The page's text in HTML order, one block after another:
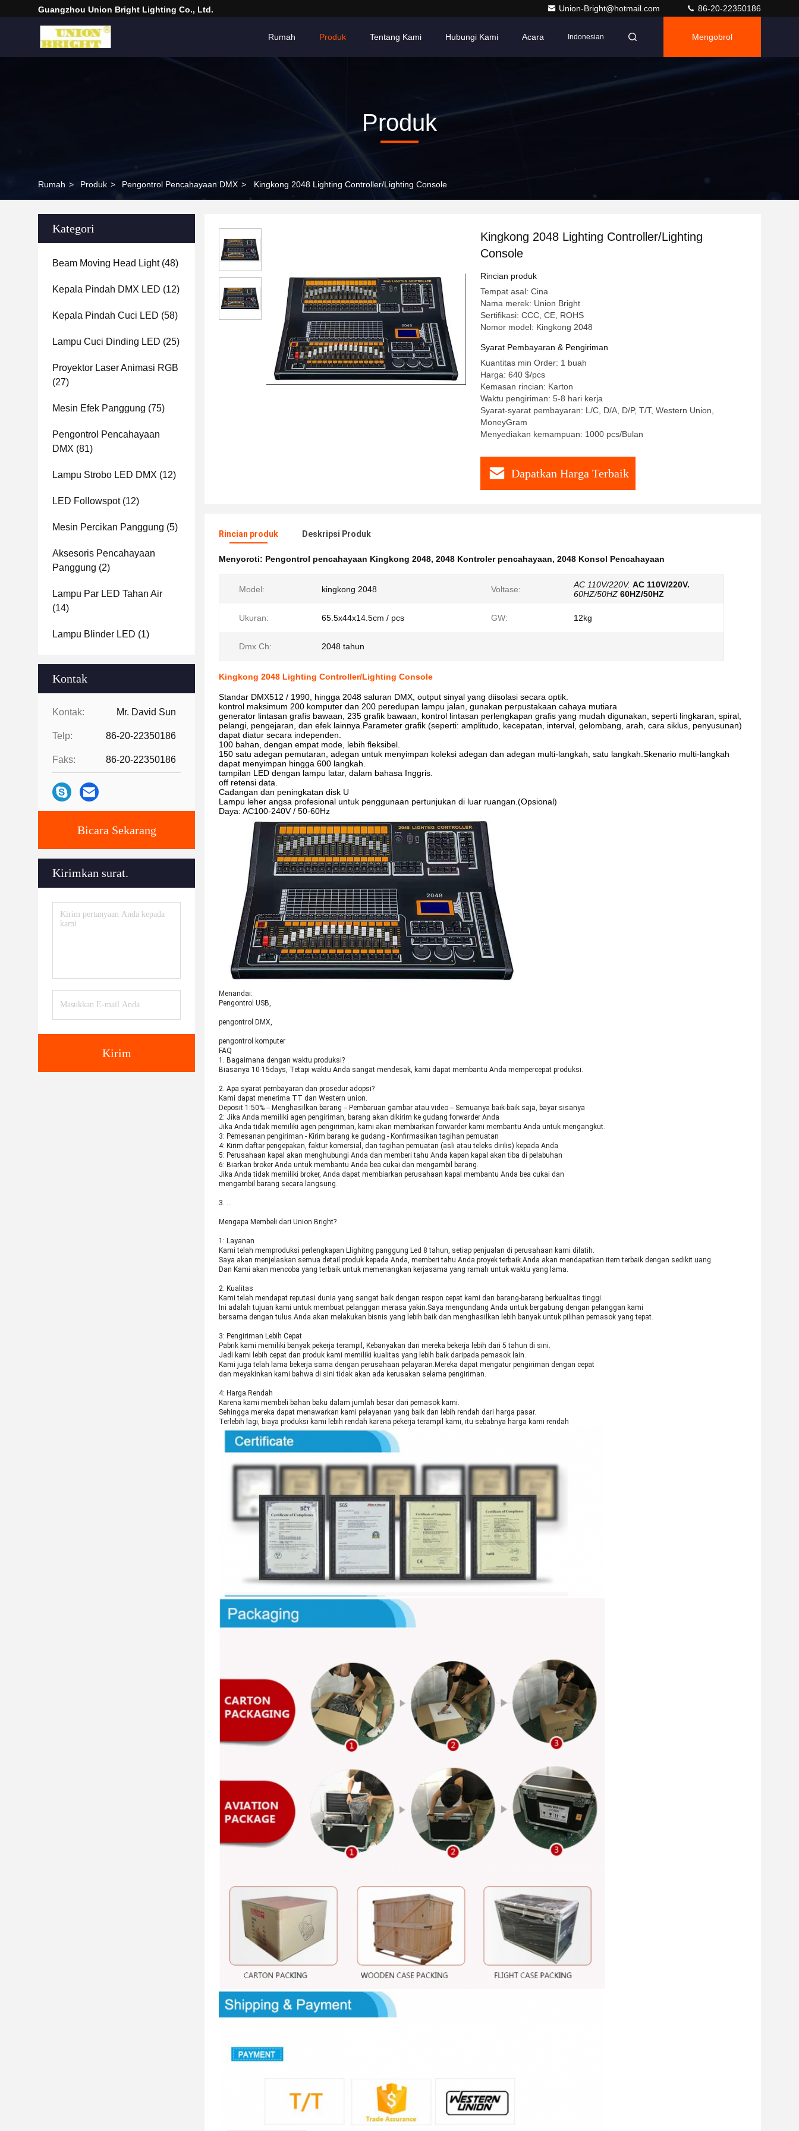
Guangzhou Union Bright Lighting Co., Ltd. Union-Bright@hotmail.com 86-20-22350186
Rumah Produk Tentang Kami Hubungi Kami Acara Indonesian Mengobrol
Produk
Rumah > Produk > Pengontrol Pencahayaan DMX > Kingkong 2048 Lighting Controller/Lighting Console
Kategori
Beam Moving Head Light(48)
Kepala Pindah DMX LED (12)
Kepala Pindah Cuci LED (58)
Lampu Cuci Dinding LED (25)
Proyektor Laser Animasi RGB
(27)
Mesin Efek Panggung (75)
Pengontrol Pencahayaan
DMX (81)
Lampu Strobo LED DMX (12)
LED Followspot(12)
Mesin Percikan Panggung (5)
Aksesoris Pencahayaan
Panggung (2)
Lampu Par LED Tahan Air
(14)
Lampu Blinder LED (1)
Kontak
Kontak: Mr. David Sun
Telp: 86-20-22350186
Faks: 86-20-22350186
Bicara Sekarang
Kirimkan surat.
Kirim
Kingkong 2048 Lighting Controller/Lighting
Console
Rincian produk
Tempat asal: Cina
Nama merek: Union Bright
Sertifikasi: CCC, CE, ROHS
Nomor model: Kingkong 2048
Syarat Pembayaran & Pengiriman
Kuantitas min Order: 1 buah
Harga: 640 $/pcs
Kemasan rincian: Karton
Waktu pengiriman: 5-8 hari kerja
Syarat-syarat pembayaran: L/C, D/A, D/P, T/T, Western Union,
MoneyGram
Menyediakan kemampuan: 1000 pcs/Bulan
Dapatkan Harga Terbaik
Rincian produk Deskripsi Produk
Menyoroti: Pengontrol pencahayaan Kingkong 2048, 2048 Kontroler pencahayaan, 2048 Konsol Pencahayaan
Model: kingkong 2048 Voltase: AC 110V/220V. AC 110V/220V.
60HZ/50HZ 60HZ/50HZ
Ukuran: 65.5x44x14.5cm / pcs GW: 12kg
Dmx Ch: 2048 tahun
Kingkong 2048 Lighting Controller/Lighting Console
Standar DMX512 / 1990, hingga 2048 saluran DMX, output sinyal yang diisolasi secara optik.
kontrol maksimum 200 komputer dan 200 peredupan lampu jalan, gunakan perpustakaan cahaya mutiara
generator lintasan grafis bawaan, 235 grafik bawaan, kontrol lintasan perlengkapan grafis yang mudah digunakan, seperti lingkaran, spiral,
pelangi, pengejaran, dan efek lainnya.Parameter grafik (seperti: amplitudo, kecepatan, interval, gelombang, arah, cara siklus, penyusunan)
dapat diatur secara independen.
100 bahan, dengan empat mode, lebih fleksibel.
150 satu adegan pemutaran, adegan untuk menyimpan koleksi adegan dan adegan multi-langkah, satu langkah.Skenario multi-langkah
dapat menyimpan hingga 600 langkah.
tampilan LED dengan lampu latar, dalam bahasa Inggris.
off retensi data.
Cadangan dan peningkatan disk U
Lampu leher angsa profesional untuk penggunaan pertunjukan di luar ruangan.(Opsional)
Daya: AC100-240V / 50-60Hz
Menandai:
Pengontrol USB,
pengontrol DMX,
pengontrol komputer
FAQ
1. Bagaimana dengan waktu produksi?
Biasanya 10-15days, Tetapi waktu Anda sangat mendesak, kami dapat membantu Anda mempercepat produksi.
2. Apa syarat pembayaran dan prosedur adopsi?
Kami dapat menerima TT dan Western union.
Deposit 1:50% -- Menghasilkan barang -- Pembaruan gambar atau video -- Semuanya baik-baik saja, bayar sisanya
2: Jika Anda memiliki agen pengiriman, barang akan dikirim ke gudang forwarder Anda
Jika Anda tidak memiliki agen pengiriman, kami akan membiarkan forwarder kami membantu Anda untuk mengangkut.
3: Pemesanan pengiriman - Kirim barang ke gudang - Konfirmasikan tagihan pemuatan
4: Kirim daftar pengepakan, faktur komersial, dan tagihan pemuatan (asli atau teleks dirilis) kepada Anda
5: Perusahaan kapal akan menghubungi Anda dan memberi tahu Anda kapan kapal akan tiba di pelabuhan
6: Biarkan broker Anda untuk membantu Anda bea cukai dan mengambil barang.
Jika Anda tidak memiliki broker, Anda dapat membiarkan perusahaan kapal membantu Anda bea cukai dan
mengambil barang secara langsung.
3. …
Mengapa Membeli dari Union Bright?
1: Layanan
Kami telah memproduksi perlengkapan Llighitng panggung Led 8 tahun, setiap penjualan di perusahaan kami dilatih.
Saya akan menjelaskan semua detail produk kepada Anda, memberi tahu Anda proyek terbaik.Anda akan mendapatkan item terbaik dengan sedikit uang.
Dan Kami akan mencoba yang terbaik untuk memenangkan kerjasama yang ramah untuk waktu yang lama.
2: Kualitas
Kami telah mendapat reputasi dunia yang sangat baik dengan respon cepat kami dan barang-barang berkualitas tinggi.
Ini adalah tujuan kami untuk membuat pelanggan merasa yakin.Saya mengundang Anda untuk bergabung dengan pelanggan kami
bersama dengan tulus.Anda akan melakukan bisnis yang lebih baik dan menghasilkan lebih banyak untuk pilihan pemasok yang tepat.
3: Pengiriman Lebih Cepat
Pabrik kami memiliki banyak pekerja terampil, Kebanyakan dari mereka bekerja lebih dari 5 tahun di sini.
Jadi kami lebih cepat dan produk kami memiliki kualitas yang lebih baik daripada pemasok lain.
Kami juga telah lama bekerja sama dengan perusahaan pelayaran.Mereka dapat mengatur pengiriman dengan cepat
dan meyakinkan kami bahwa di sini tidak akan ada kerusakan selama pengiriman.
4: Harga Rendah
Karena kami membeli bahan baku dalam jumlah besar dari pemasok kami.
Sehingga mereka dapat menawarkan kami pelayanan yang baik dan lebih rendah dari harga pasar.
Terlebih lagi, biaya produksi kami lebih rendah karena pekerja terampil kami, itu sebabnya harga kami rendah